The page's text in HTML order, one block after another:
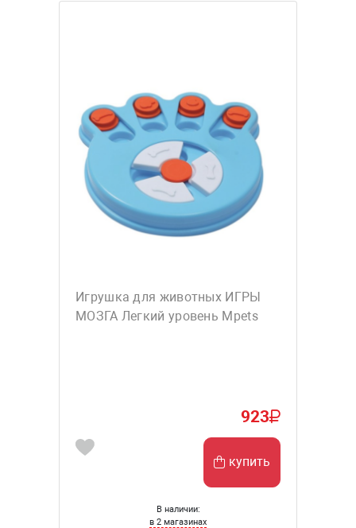
Игрушка для животных ИГРЫ
МОЗГА Легкий уровень Mpets
923
купить
В наличии:
в 2 магазинах